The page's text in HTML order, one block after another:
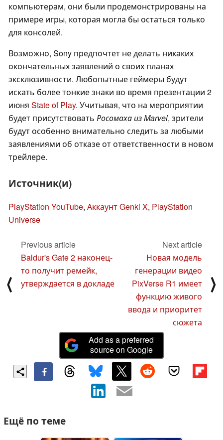
компьютерам, они были продемонстрированы на
примере игры, которая могла бы остаться только
для консолей.
Возможно, Sony предпочтет не делать никаких
окончательных заявлений о своих планах
эксклюзивности. Любопытные геймеры будут
искать более тонкие знаки во время презентации 2
июня State of Play. Учитывая, что на мероприятии
будет присутствовать Росомаха из Marvel, зрители
будут особенно внимательно следить за любыми
заявлениями об отказе от ответственности в новом
трейлере.
Источник(и)
PlayStation YouTube, Аккаунт Genki X, PlayStation
Universe
⟨
Previous article
Baldur's Gate 2 наконец-
то получит ремейк,
утверждается в докладе
Next article
Новая модель
генерации видео
PixVerse R1 имеет
функцию живого
ввода и приоритет
сюжета
⟩
Add as a preferred
source on Google
Ещё по теме